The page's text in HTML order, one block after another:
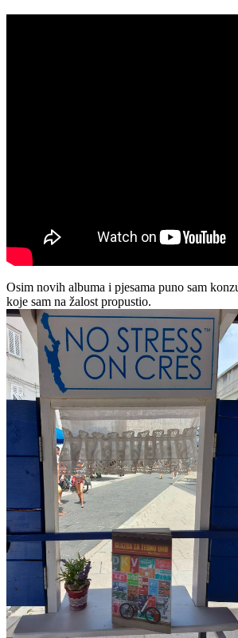
Osim novih albuma i pjesama puno sam
koje sam na žalost propustio.